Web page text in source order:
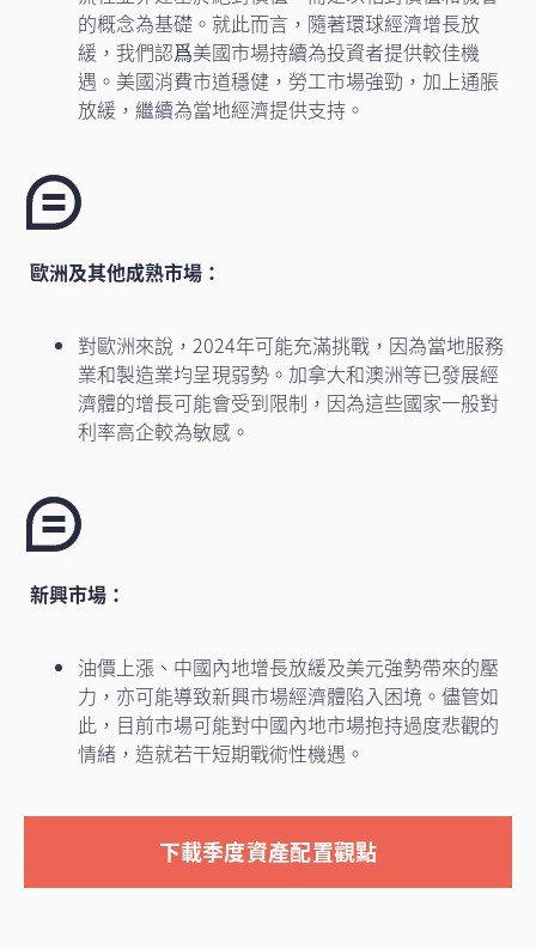
的概念為基礎。就此而言，隨著環球經濟增長放
緩，我們認爲美國市場持續為投資者提供較佳機
遇。美國消費市道穩健，勞工市場強勁，加上通脹
放緩，繼續為當地經濟提供支持。
歐洲及其他成熟市場：
對歐洲來說，2024年可能充滿挑戰，因為當地服務
業和製造業均呈現弱勢。加拿大和澳洲等已發展經
濟體的增長可能會受到限制，因為這些國家一般對
利率高企較為敏感。
新興市場：
油價上漲、中國內地增長放緩及美元強勢帶來的壓
力，亦可能導致新興市場經濟體陷入困境。儘管如
此，目前市場可能對中國內地市場抱持過度悲觀的
情緒，造就若干短期戰術性機遇。
下載季度資產配置觀點